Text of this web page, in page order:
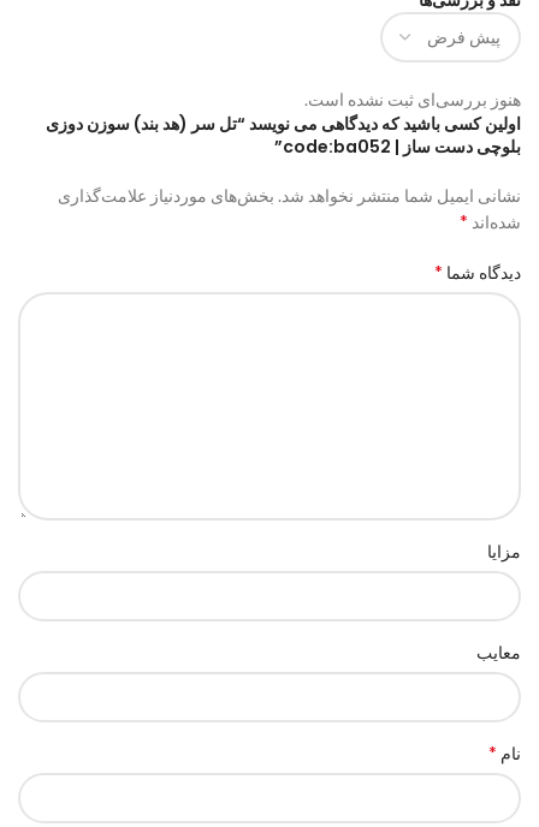
هنوز بررسی‌ای ثبت نشده است.
اولین کسی باشید که دیدگاهی می نویسد “تل سر (هد بند) سوزن دوزی
بلوچی دست ساز | code:ba052”
نشانی ایمیل شما منتشر نخواهد شد. بخش‌های موردنیاز علامت‌گذاری
شده‌اند *
دیدگاه شما *
مزایا
معایب
نام *